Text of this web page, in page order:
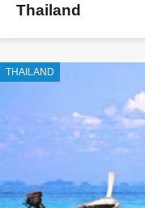
Thailand
THAILAND